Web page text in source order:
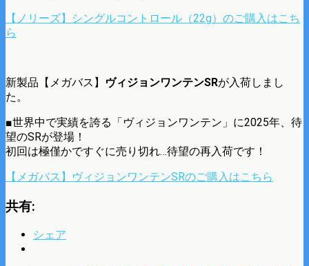
【ノリーズ】シングルコントロール（22g）のご購入はこち
ら
新製品【メガバス】 ヴィジョンワンテンSRが入荷しまし
た。
■世界中で実績を誇る「ヴィジョンワンテン」に2025年、待
望のSRが登場！
初回は極僅かですぐに売り切れ…待望の再入荷です！
【メガバス】ヴィジョンワンテンSRのご購入はこちら
共有:
シェア